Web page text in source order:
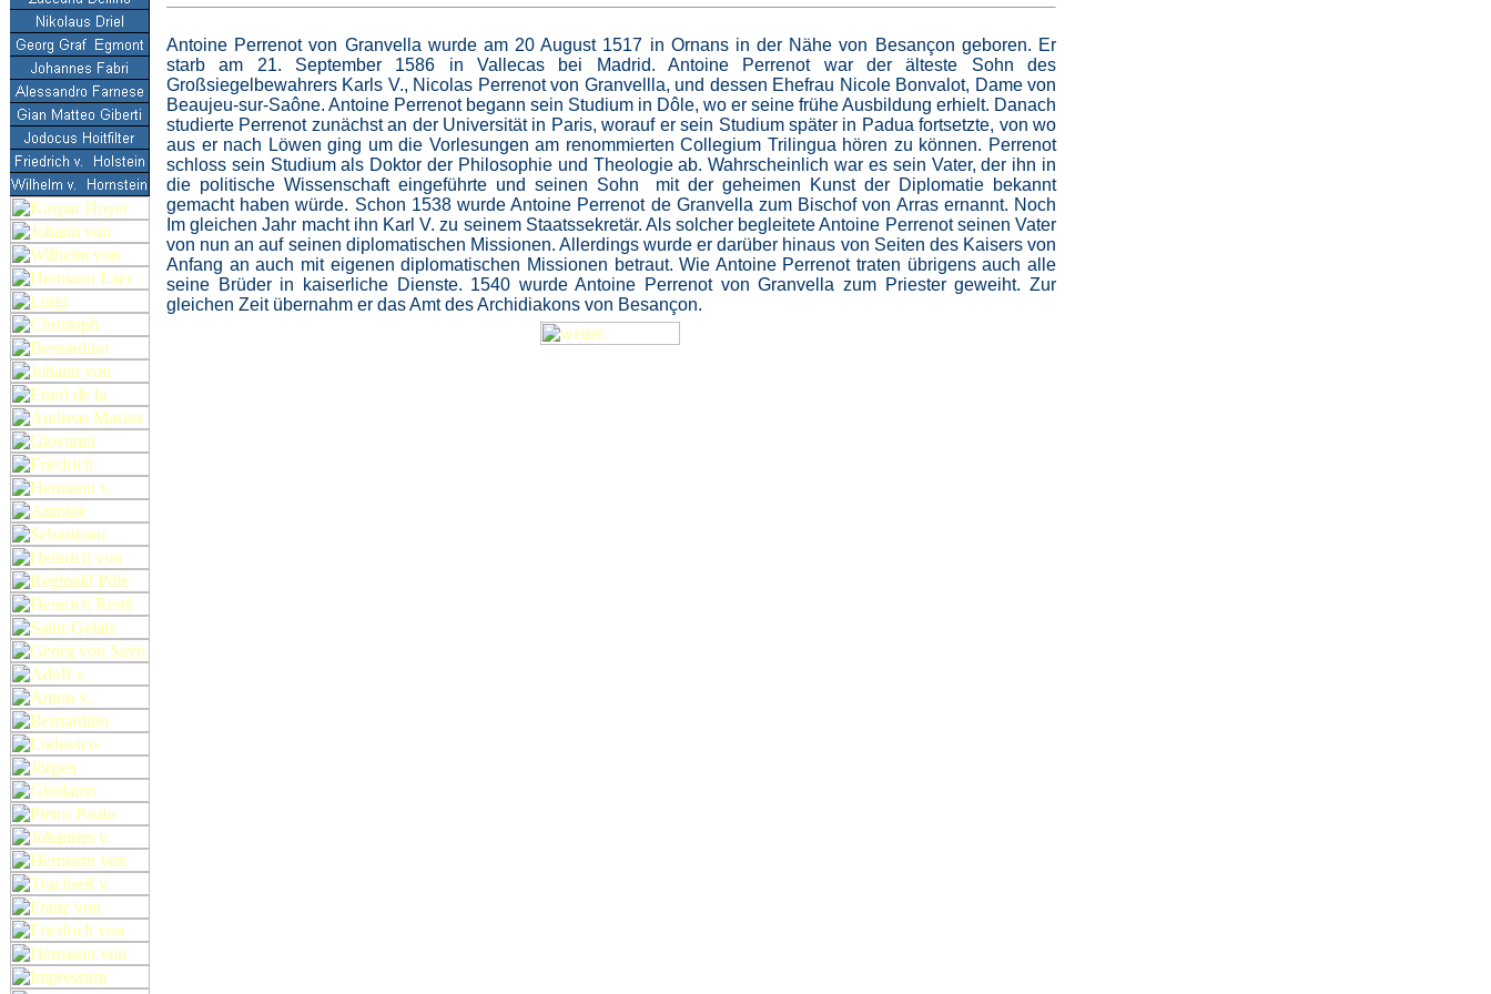
Antoine Perrenot von Granvella wurde am 20 August 1517 in Ornans in der Nähe von Besançon geboren. Er
starb am 21. September 1586 in Vallecas bei Madrid. Antoine Perrenot war der älteste Sohn des
Großsiegelbewahrers Karls V., Nicolas Perrenot von Granvellla, und dessen Ehefrau Nicole Bonvalot, Dame von
Beaujeu-sur-Saône. Antoine Perrenot begann sein Studium in Dôle, wo er seine frühe Ausbildung erhielt. Danach
studierte Perrenot zunächst an der Universität in Paris, worauf er sein Studium später in Padua fortsetzte, von wo
aus er nach Löwen ging um die Vorlesungen am renommierten Collegium Trilingua hören zu können. Perrenot
schloss sein Studium als Doktor der Philosophie und Theologie ab. Wahrscheinlich war es sein Vater, der ihn in
die politische Wissenschaft eingeführte und seinen Sohn mit der geheimen Kunst der Diplomatie bekannt
gemacht haben würde. Schon 1538 wurde Antoine Perrenot de Granvella zum Bischof von Arras ernannt. Noch
Im gleichen Jahr macht ihn Karl V. zu seinem Staatssekretär. Als solcher begleitete Antoine Perrenot seinen Vater
von nun an auf seinen diplomatischen Missionen. Allerdings wurde er darüber hinaus von Seiten des Kaisers von
Anfang an auch mit eigenen diplomatischen Missionen betraut. Wie Antoine Perrenot traten übrigens auch alle
seine Brüder in kaiserliche Dienste. 1540 wurde Antoine Perrenot von Granvella zum Priester geweiht. Zur
gleichen Zeit übernahm er das Amt des Archidiakons von Besançon.